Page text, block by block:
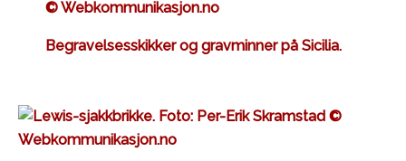
Begravelsesskikker og gravminner på Sicilia.